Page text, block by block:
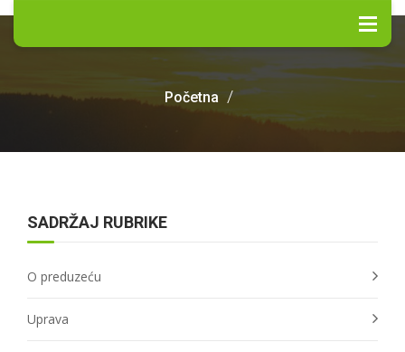
Početna
SADRŽAJ RUBRIKE
O preduzeću
Uprava